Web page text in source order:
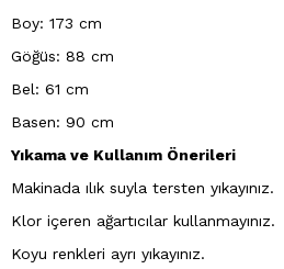
Boy: 173 cm
Göğüs: 88 cm
Bel: 61 cm
Basen: 90 cm
Yıkama ve Kullanım Önerileri
Makinada ılık suyla tersten yıkayınız.
Klor içeren ağartıcılar kullanmayınız.
Koyu renkleri ayrı yıkayınız.